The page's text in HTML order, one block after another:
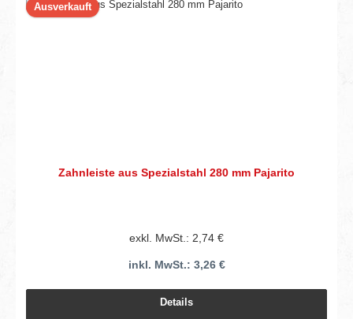
Ausverkauft
Zahnleiste aus Spezialstahl 280 mm Pajarito
exkl. MwSt.: 2,74 €
inkl. MwSt.: 3,26 €
Details